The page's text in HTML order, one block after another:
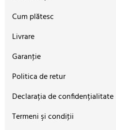
Cum plătesc
Livrare
Garanţie
Politica de retur
Declarația de confidențialitate
Termeni şi condiţii